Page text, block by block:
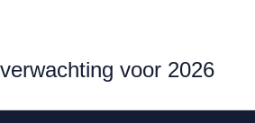
voor 2026